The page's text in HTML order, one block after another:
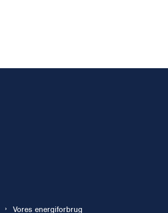
Vores energiforbrug